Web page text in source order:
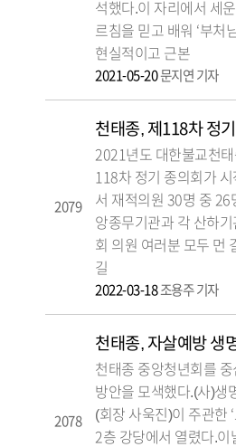
석했다.이 자리에서 세
르침을 믿고 배워 ‘부처
현실적이고 근본
2021-05-20문지연 기자
2079
천태종, 제118차 정
2021년도 대한불교천
118차 정기 종의회가
서 재적의원 30명 중 26
앙종무기관과 각 산하
회 의원 여러분 모두 먼
길
2022-03-18 조용주 기자
2078
천태종, 자살예방 생
천태종 중앙청년회를
방안을 모색했다.(사)생
(회장 사욱진)이 주관한
2층 강당에서 열렸다.이